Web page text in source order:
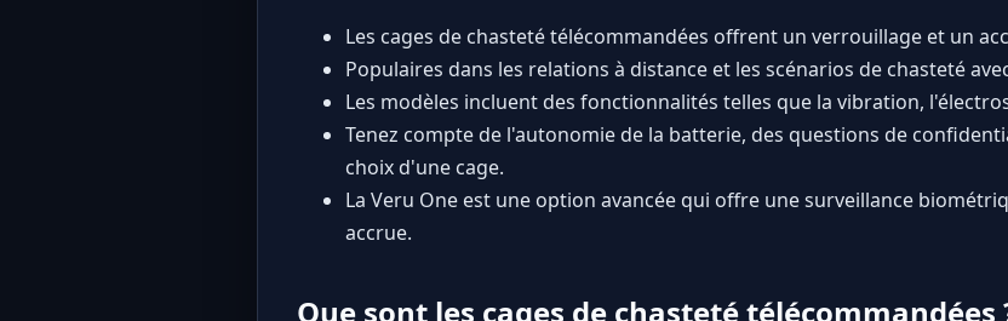
Les cages de chasteté télécommandées offrent un verrouillage et un
Populaires dans les relations à distance et les scénarios de chasteté
Les modèles incluent des fonctionnalités telles que la vibration,
Tenez compte de l'autonomie de la batterie, des questions de
choix d'une cage.
La Veru One est une option avancée qui offre une surveillance
accrue.
Que sont les cages de chasteté télécommandées